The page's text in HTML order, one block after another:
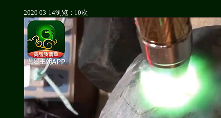
2020-03-14浏览：10次